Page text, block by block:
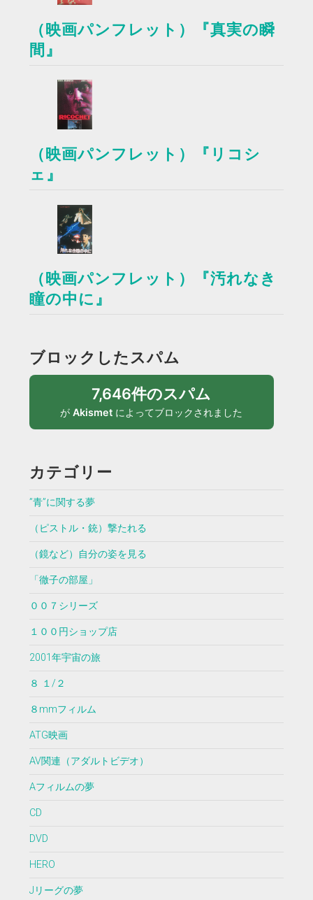
（映画パンフレット）『真実の瞬
間』
（映画パンフレット）『リコシ
ェ』
（映画パンフレット）『汚れなき
瞳の中に』
ブロックしたスパム
7,646件のスパム
がAkismet によってブロックされました
カテゴリー
”青”に関する夢
（ピストル・銃）撃たれる
（鏡など）自分の姿を見る
「徹子の部屋」
００７シリーズ
１００円ショップ店
2001年宇宙の旅
８ １/２
８mmフィルム
ATG映画
AV関連（アダルトビデオ）
Aフィルムの夢
CD
DVD
HERO
Jリーグの夢